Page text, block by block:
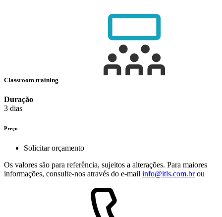
Classroom training
Duração
3 dias
Preço
Solicitar orçamento
Os valores são para referência, sujeitos a alterações. Para maiores
informações, consulte-nos através do e-mail info@itls.com.brou